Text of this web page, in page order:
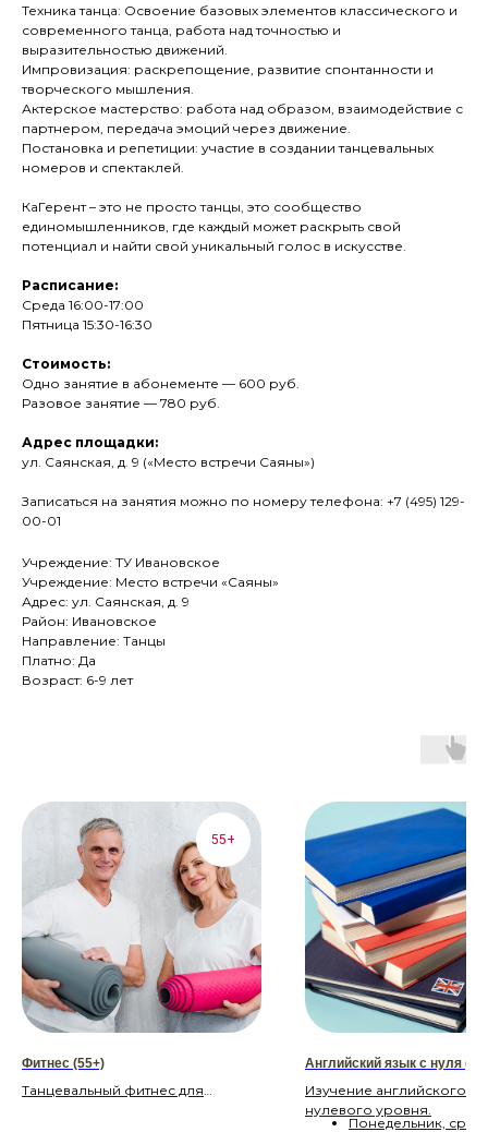
Техника танца: Освоение базовых элементов классического и
современного танца, работа над точностью и
выразительностью движений.
Импровизация: раскрепощение, развитие спонтанности и
творческого мышления.
Актерское мастерство: работа над образом, взаимодействие с
партнером, передача эмоций через движение.
Постановка и репетиции: участие в создании танцевальных
номеров и спектаклей.
КаГерент – это не просто танцы, это сообщество
единомышленников, где каждый может раскрыть свой
потенциал и найти свой уникальный голос в искусстве.
Расписание:
Среда 16:00-17:00
Пятница 15:30-16:30
Стоимость:
Одно занятие в абонементе — 600 руб.
Разовое занятие — 780 руб.
Адрес площадки:
ул. Саянская, д. 9 («Место встречи Саяны»)
Записаться на занятия можно по номеру телефона: +7 (495) 129-
00-01
Учреждение: ТУ Ивановское
Учреждение: Место встречи «Саяны»
Адрес: ул. Саянская, д. 9
Район: Ивановское
Направление: Танцы
Платно: Да
Возраст: 6-9 лет
55+
Фитнес (55+)
Танцевальный фитнес для
Английский язык с нуля
Изучение английского
нулевого уровня.
Понедельник,